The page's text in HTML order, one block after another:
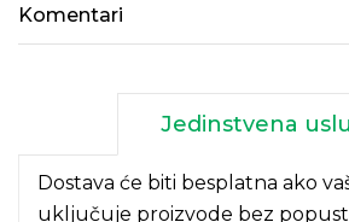
Komentari
Jedinstvena
Dostava će biti besplatna ako
uključuje proizvode bez